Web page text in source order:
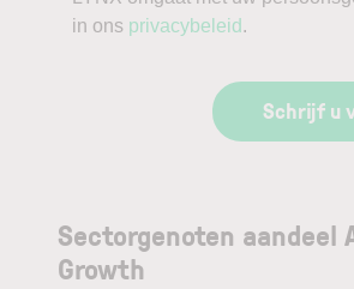
in ons privacybeleid .
Schrijf u
Sectorgenoten aandeel
Growth